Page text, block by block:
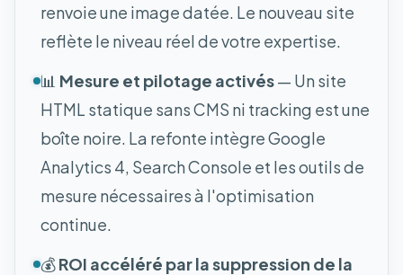
renvoie une image datée. Le nouveau site
reflète le niveau réel de votre expertise.
📊 Mesure et pilotage activés— Un site
HTML statique sans CMS ni tracking est une
boîte noire. La refonte intègre Google
Analytics 4, Search Console et les outils de
mesure nécessaires à l'optimisation
continue.
💰ROI accéléré par la suppression de la